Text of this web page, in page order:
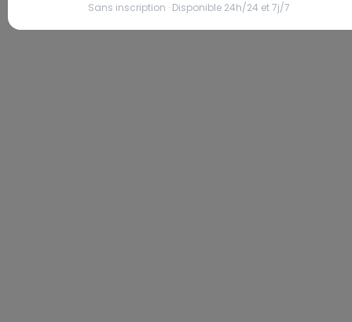
Sans inscription · Disponible 24h/24 et 7j/7